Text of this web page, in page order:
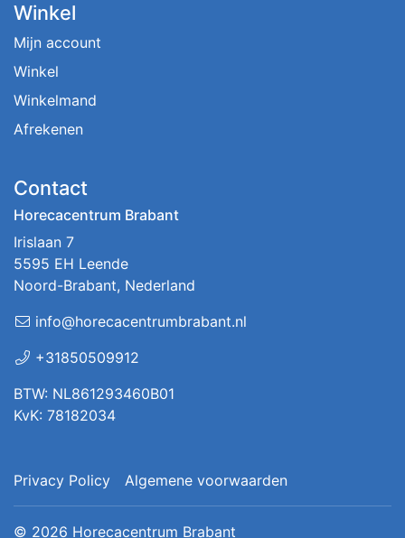
Winkel
Mijn account
Winkel
Winkelmand
Afrekenen
Contact
Horecacentrum Brabant
Irislaan 7
5595 EH Leende
Noord-Brabant, Nederland
info@horecacentrumbrabant.nl
+31850509912
BTW: NL861293460B01
KvK: 78182034
Privacy Policy Algemene voorwaarden
© 2026 Horecacentrum Brabant